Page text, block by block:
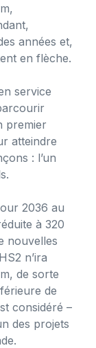
années et,
en flèche.
service
premier
atteindre
: l’un
2036 au
à 320
nouvelles
n’ira
de sorte
de
considéré –
des projets